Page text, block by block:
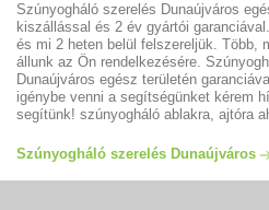
Szúnyogháló szerelés Dunaújváros
kiszállással és 2 év gyártói
és mi 2 heten belül felszereljük. Több,
állunk az Ön rendelkezésére.
Dunaújváros egész területén
igénybe venni a segítségünket kérem
segítünk! szúnyogháló ablakra, ajtóra
Szúnyogháló szerelés Dunaújváros